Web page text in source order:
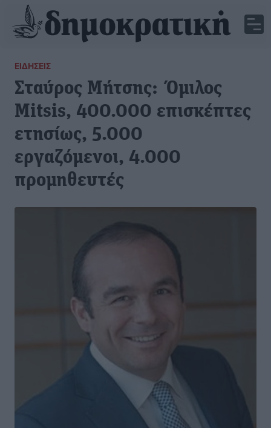
ΕΙΔΉΣΕΙΣ
Σταύρος Μήτσης: Όμιλος
Mitsis, 400.000 επισκέπτες
ετησίως, 5.000
εργαζόμενοι, 4.000
προμηθευτές